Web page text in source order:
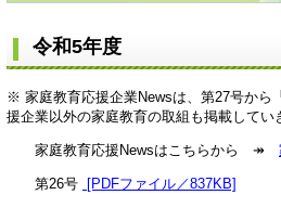
令和5年度
※ 家庭教育応援企業Newsは、第27号から
援企業以外の家庭教育の取組も掲載してい
家庭教育応援Newsはこちらから ↠
第26号 [PDFファイル／837KB]